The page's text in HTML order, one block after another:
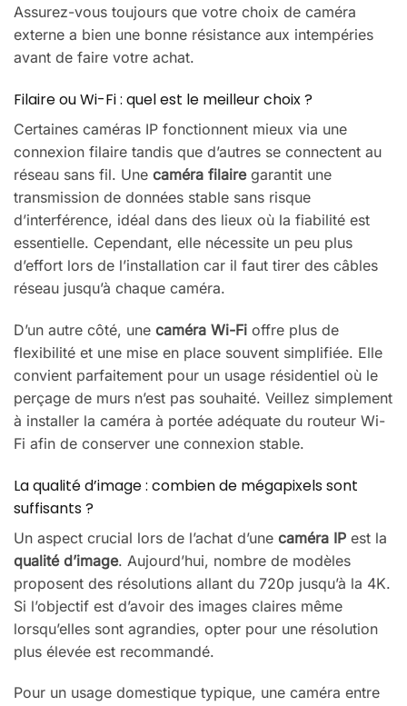
Assurez-vous toujours que votre choix de caméra
externe a bien une bonne résistance aux intempéries
avant de faire votre achat.
Filaire ou Wi-Fi : quel est le meilleur choix ?
Certaines caméras IP fonctionnent mieux via une
connexion filaire tandis que d’autres se connectent au
réseau sans fil. Une caméra filairegarantit une
transmission de données stable sans risque
d’interférence, idéal dans des lieux où la fiabilité est
essentielle. Cependant, elle nécessite un peu plus
d’effort lors de l’installation car il faut tirer des câbles
réseau jusqu’à chaque caméra.
D’un autre côté, une caméra Wi-Fi offre plus de
flexibilité et une mise en place souvent simplifiée. Elle
convient parfaitement pour un usage résidentiel où le
perçage de murs n’est pas souhaité. Veillez simplement
à installer la caméra à portée adéquate du routeur Wi-
Fi afin de conserver une connexion stable.
La qualité d’image : combien de mégapixels sont
suffisants ?
Un aspect crucial lors de l’achat d’une caméra IP est la
qualité d’image. Aujourd’hui, nombre de modèles
proposent des résolutions allant du 720p jusqu’à la 4K.
Si l’objectif est d’avoir des images claires même
lorsqu’elles sont agrandies, opter pour une résolution
plus élevée est recommandé.
Pour un usage domestique typique, une caméra entre